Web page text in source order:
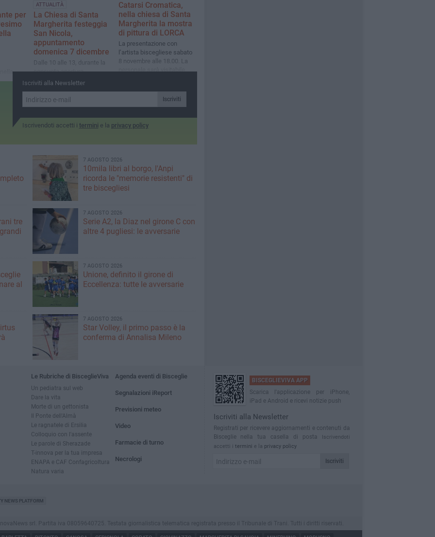
per
ATTUALITÀ
La Chiesa di Santa
Margherita festeggia
San Nicola,
appuntamento
domenica 7 dicembre
Dalle 10 alle 13, durante la
consueta apertura
domenicale, focus
realizzata nel XIII secolo per
la chiesa medievale
Catarsi Cromatica,
nella chiesa di Santa
Margherita la mostra
di pittura di LORCA
La presentazione con
l’artista biscegliese sabato
8 novembre alle 18.00. La
personale sarà visitabile
Iscriviti alla Newsletter
Iscriviti
Iscrivendoti accetti i termini e la privacy policy
7 AGOSTO 2026
10mila libri al borgo, l'Anpi
ricorda le "memorie resistenti" di
tre biscegliesi
tre
7 AGOSTO 2026
Serie A2, la Diaz nel girone C con
altre 4 pugliesi: le avversarie
al
7 AGOSTO 2026
Unione, definito il girone di
Eccellenza: tutte le avversarie
7 AGOSTO 2026
Star Volley, il primo passo è la
conferma di Annalisa Mileno
Le Rubriche di BisceglieViva
Un pediatra sul web
Dare la vita
Morte di un gettonista
Il Ponte dell'Almà
Le ragnatele di Ersilia
Colloquio con l'assente
Le parole di Sherazade
T-innova per la tua impresa
ENAPA e CAF Confagricoltura
Natura varia
Agenda eventi di Bisceglie
Segnalazioni iReport
Previsioni meteo
Video
Farmacie di turno
Necrologi
BISCEGLIEVIVA APP
Scarica l'applicazione per iPhone,
iPad e Android e ricevi notizie push
Iscriviti alla Newsletter
Registrati per ricevere aggiornamenti e contenuti da
Bisceglie nella tua casella di posta
Iscrivendoti
accetti i termini e la privacy policy
Iscriviti
NEWS PLATFORM
srl. Partita iva 08059640725. Testata giornalistica telematica registrata presso il Tribunale di Trani. Tutti i diritti riservati.